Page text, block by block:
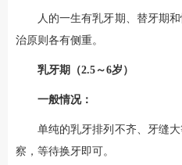
人的一生有乳牙期、替牙期
治原则各有侧重。
乳牙期（2.5～6岁）
一般情况：
单纯的乳牙排列不齐、牙缝
察，等待换牙即可。